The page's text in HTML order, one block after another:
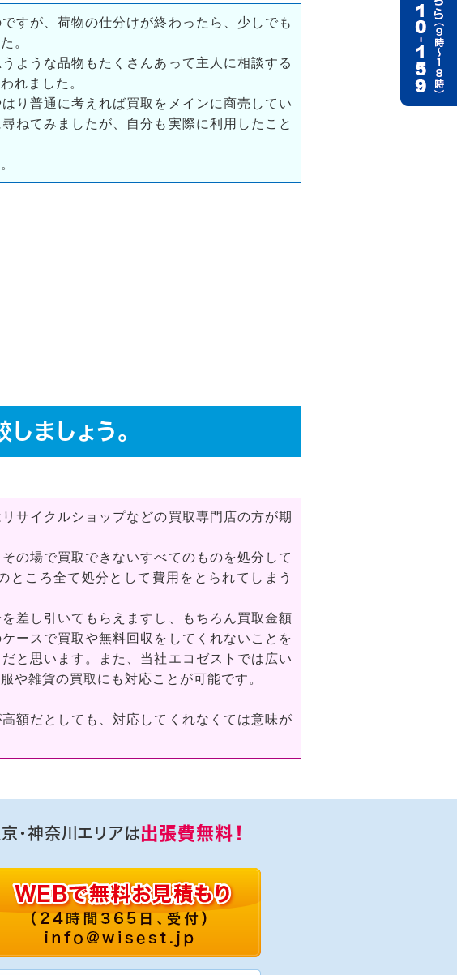
すが、荷物の仕分けが終わったら、少しでも
。
ような品物もたくさんあって主人に相談する
れました。
り普通に考えれば買取をメインに商売してい
ねてみましたが、自分も実際に利用したこと
ましょう。
サイクルショップなどの買取専門店の方が期
の場で買取できないすべてのものを処分して
ところ全て処分として費用をとられてしまう
差し引いてもらえますし、もちろん買取金額
ースで買取や無料回収をしてくれないことを
と思います。また、当社エコゼストでは広い
や雑貨の買取にも対応ことが可能です。
額だとしても、対応してくれなくては意味が
・神奈川エリアは出張費無料！